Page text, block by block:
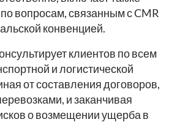
вопросам, связанным с CMR
конвенцией.
клиентов по всем
и логистической
от составления договоров,
и заканчивая
о возмещении ущерба в